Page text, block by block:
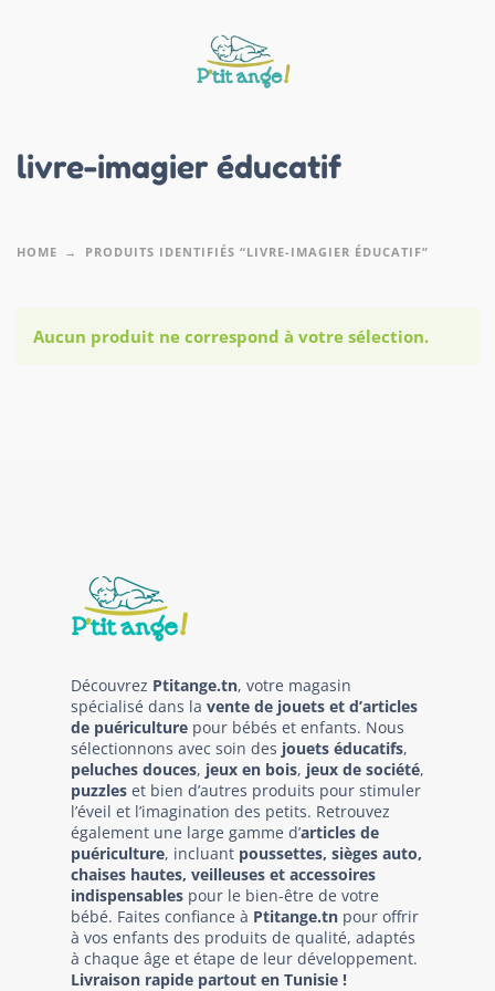
livre-imagier éducatif
HOME PRODUITS IDENTIFIÉS “LIVRE-IMAGIER ÉDUCATIF”
Aucun produit ne correspond à votre sélection.
Découvrez Ptitange.tn, votre magasin
spécialisé dans la vente de jouets et d’articles
de puériculture pour bébés et enfants. Nous
sélectionnons avec soin des jouets éducatifs,
peluches douces, jeux en bois, jeux de société,
puzzles et bien d’autres produits pour stimuler
l’éveil et l’imagination des petits. Retrouvez
également une large gamme d’articles de
puériculture, incluant poussettes, sièges auto,
chaises hautes, veilleuses et accessoires
indispensables pour le bien-être de votre
bébé. Faites confiance à Ptitange.tn pour offrir
à vos enfants des produits de qualité, adaptés
à chaque âge et étape de leur développement.
Livraison rapide partout en Tunisie !